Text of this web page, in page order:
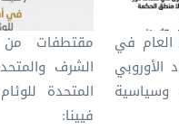
في
الأوروبي
وسياسية
مقتطفات
الشرف
المتحدة
فيينا: